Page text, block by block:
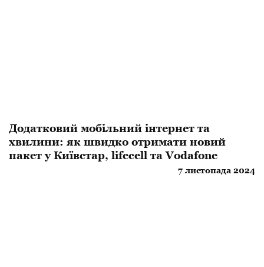
Додатковий мобільний інтернет та
хвилини: як швидко отримати новий
пакет у Київстар, lifecell та Vodafone
7 листопада 2024